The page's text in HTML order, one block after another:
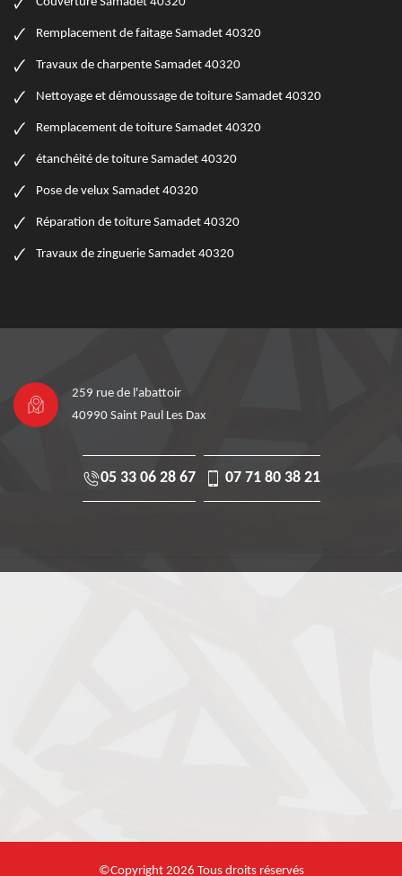
Remplacement de faitage Samadet 40320
Travaux de charpente Samadet 40320
Nettoyage et démoussage de toiture Samadet 40320
Remplacement de toiture Samadet 40320
étanchéité de toiture Samadet 40320
Pose de velux Samadet 40320
Réparation de toiture Samadet 40320
Travaux de zinguerie Samadet 40320
259 rue de l'abattoir
40990 Saint Paul Les Dax
05 33 06 28 67 07 71 80 38 21
©Copyright 2026 Tous droits réservés